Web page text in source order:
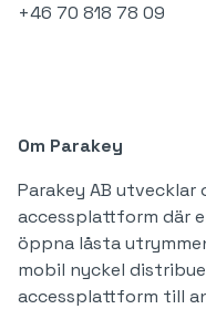
+46 70 818 78 09
‍Om Parakey
Parakey AB utvecklar
accessplattform där
öppna låsta
mobil nyckel
accessplattform till